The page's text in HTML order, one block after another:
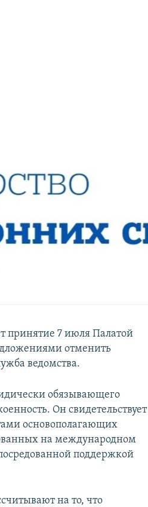
принятие 7 июля Палатой
отменить
ведомства.
обязывающего
Он свидетельствует
основополагающих
на международном
поддержкой
на то, что